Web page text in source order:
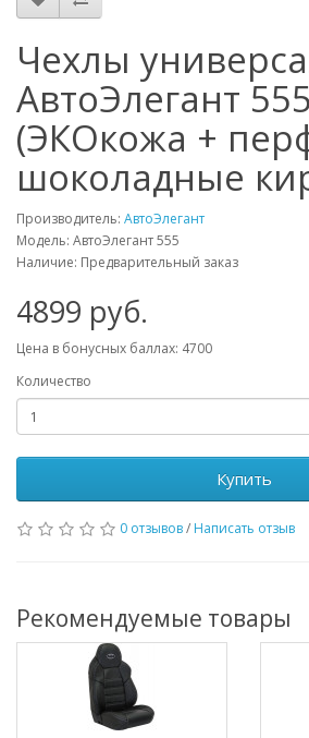
Чехлы
АвтоЭлегант 555
(ЭКОкожа +
шоколадные
Производитель: АвтоЭлегант
Модель: АвтоЭлегант 555
Наличие: Предварительный заказ
4899 руб.
Цена в бонусных баллах: 4700
Количество
Купить
0 отзывов/ Написать отзыв
Рекомендуемые товары